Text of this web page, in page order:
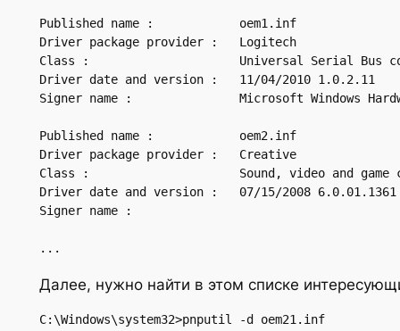
Published name :            oem1.inf
Driver package provider :   Logitech
Class :                     Universal Serial Bus
Driver date and version :   11/04/2010 1.0.2.11
Signer name :               Microsoft Windows
Published name :            oem2.inf
Driver package provider :   Creative
Class :                     Sound, video and game
Driver date and version :   07/15/2008 6.0.01.1361
Signer name :
...
Далее, нужно найти в этом списке
C:\Windows\system32>pnputil -d oem21.inf